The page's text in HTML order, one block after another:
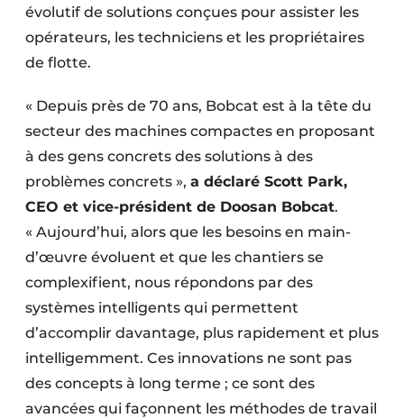
Software
Techniques ferroviaires
Travaux ferroviaires
évolutif de solutions conçues pour assister les
opérateurs, les techniciens et les propriétaires
de flotte.
« Depuis près de 70 ans, Bobcat est à la tête du
secteur des machines compactes en proposant
à des gens concrets des solutions à des
problèmes concrets », a déclaré Scott Park,
CEO et vice-président de Doosan Bobcat.
« Aujourd’hui, alors que les besoins en main-
d’œuvre évoluent et que les chantiers se
complexifient, nous répondons par des
systèmes intelligents qui permettent
d’accomplir davantage, plus rapidement et plus
intelligemment. Ces innovations ne sont pas
des concepts à long terme ; ce sont des
avancées qui façonnent les méthodes de travail